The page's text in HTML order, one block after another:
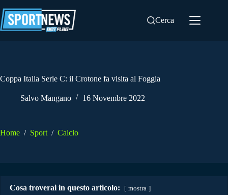
al
contenuto
Cerca
Coppa Italia Serie C: il Crotone fa visita al Foggia
Salvo Mangano 16 Novembre 2022
Home / Sport / Calcio
Cosa troverai in questo articolo: mostra